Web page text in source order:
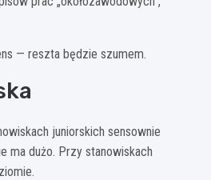
— reszta będzie szumem.
juniorskich sensownie
ma dużo. Przy stanowiskach